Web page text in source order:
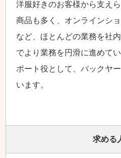
洋服好きのお客様から支え
商品も多く、オンラインシ
など、ほとんどの業務を社
でより業務を円滑に進めて
ポート役として、バックヤ
います。
求める